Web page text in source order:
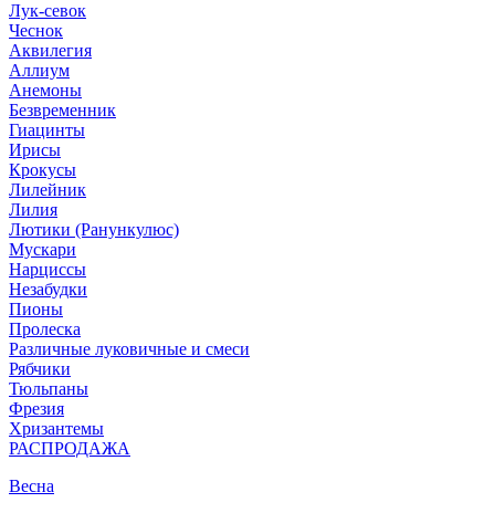
Лук-севок
Чеснок
Аквилегия
Аллиум
Анемоны
Безвременник
Гиацинты
Ирисы
Крокусы
Лилейник
Лилия
Лютики (Ранункулюс)
Мускари
Нарцисcы
Незабудки
Пионы
Пролеска
Различные луковичные и смеси
Рябчики
Тюльпаны
Фрезия
Хризантемы
РАСПРОДАЖА
Весна